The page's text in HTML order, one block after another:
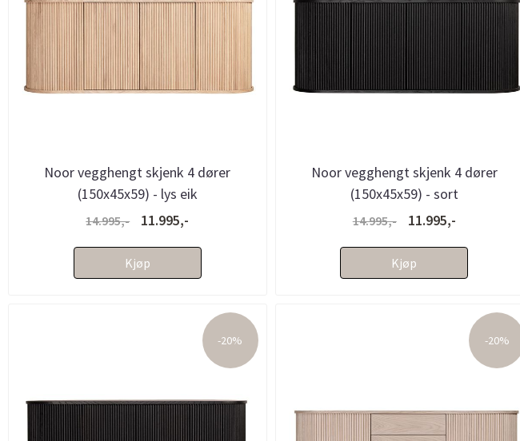
Noor vegghengt skjenk 4 dører
(150x45x59) - lys eik
14.995,- 11.995,-
Kjøp
Noor vegghengt skjenk 4 dører
(150x45x59) - sort
14.995,- 11.995,-
Kjøp
-20% -20%